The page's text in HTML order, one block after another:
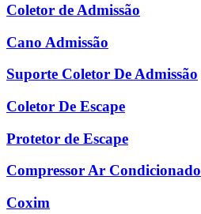
Coletor de Admissão
Cano Admissão
Suporte Coletor De Admissão
Coletor De Escape
Protetor de Escape
Compressor Ar Condicionado
Coxim